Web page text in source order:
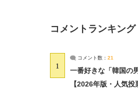
コメントランキング
1
コメント数： 21
一番好きな「韓国の
【2026年版・人気